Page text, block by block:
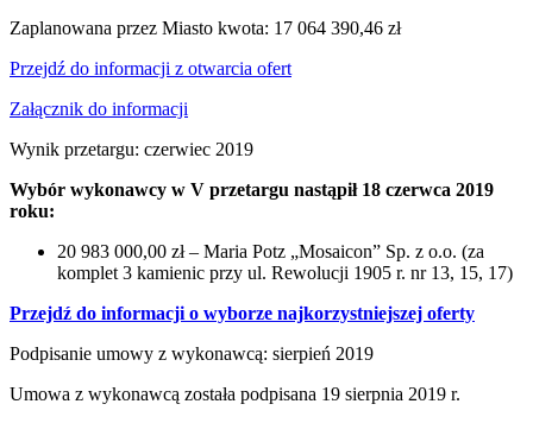
Zaplanowana przez Miasto kwota: 17 064 390,46 zł
Przejdź do informacji z otwarcia ofert
Załącznik do informacji
Wynik przetargu: czerwiec 2019
Wybór wykonawcy w V przetargu nastąpił 18 czerwca 2019
roku:
20 983 000,00 zł – Maria Potz „Mosaicon” Sp. z o.o. (za
komplet 3 kamienic przy ul. Rewolucji 1905 r. nr 13, 15, 17)
Przejdź do informacji o wyborze najkorzystniejszej oferty
Podpisanie umowy z wykonawcą: sierpień 2019
Umowa z wykonawcą została podpisana 19 sierpnia 2019 r.